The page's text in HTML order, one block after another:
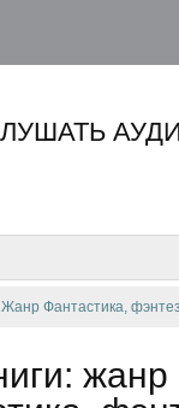
Жанр Фантастика,
жанр